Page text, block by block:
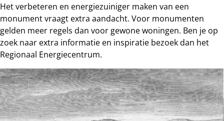
Het verbeteren en energiezuiniger maken van een
monument vraagt extra aandacht. Voor monumenten
gelden meer regels dan voor gewone woningen. Ben je op
zoek naar extra informatie en inspiratie bezoek dan het
Regionaal Energiecentrum.